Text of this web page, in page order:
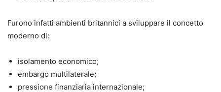
Furono infatti ambienti britannici a sviluppare il concetto
moderno di:
isolamento economico;
embargo multilaterale;
pressione finanziaria internazionale;